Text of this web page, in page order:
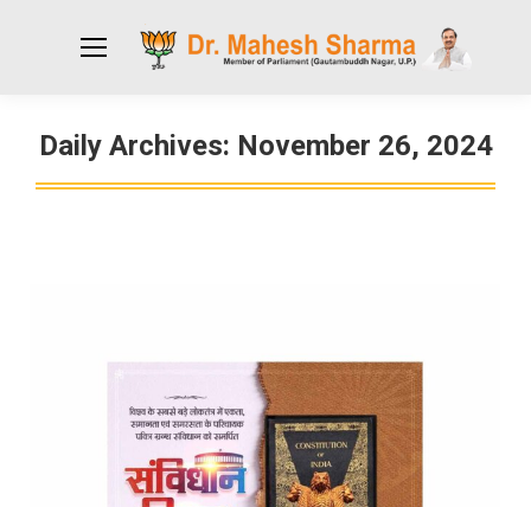
Daily Archives: November 26, 2024
You are here: